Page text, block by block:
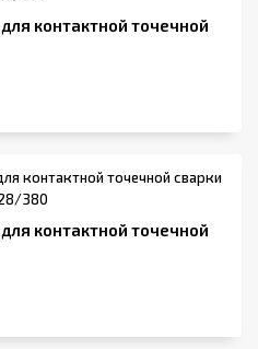
контактной точечной
контактной точечной